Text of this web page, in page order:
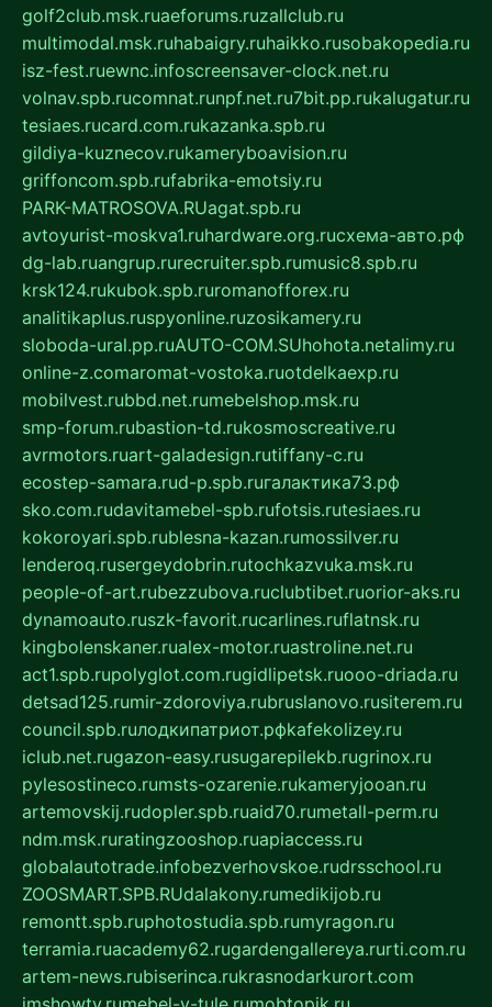
golf2club.msk.ruaeforums.ruzallclub.ru
multimodal.msk.ruhabaigry.ruhaikko.rusobakopedia.ru
isz-fest.ruewnc.infoscreensaver-clock.net.ru
volnav.spb.rucomnat.runpf.net.ru7bit.pp.rukalugatur.ru
tesiaes.rucard.com.rukazanka.spb.ru
gildiya-kuznecov.rukameryboavision.ru
griffoncom.spb.rufabrika-emotsiy.ru
PARK-MATROSOVA.RUagat.spb.ru
avtoyurist-moskva1.ruhardware.org.ruсхема-авто.рф
dg-lab.ruangrup.rurecruiter.spb.rumusic8.spb.ru
krsk124.rukubok.spb.ruromanofforex.ru
analitikaplus.ruspyonline.ruzosikamery.ru
sloboda-ural.pp.ruAUTO-COM.SUhohota.netalimy.ru
online-z.comaromat-vostoka.ruotdelkaexp.ru
mobilvest.rubbd.net.rumebelshop.msk.ru
smp-forum.rubastion-td.rukosmoscreative.ru
avrmotors.ruart-galadesign.rutiffany-c.ru
ecostep-samara.rud-p.spb.ruгалактика73.рф
sko.com.rudavitamebel-spb.rufotsis.rutesiaes.ru
kokoroyari.spb.rublesna-kazan.rumossilver.ru
lenderoq.rusergeydobrin.rutochkazvuka.msk.ru
people-of-art.rubezzubova.ruclubtibet.ruorior-aks.ru
dynamoauto.ruszk-favorit.rucarlines.ruflatnsk.ru
kingbolenskaner.rualex-motor.ruastroline.net.ru
act1.spb.rupolyglot.com.rugidlipetsk.ruooo-driada.ru
detsad125.rumir-zdoroviya.rubruslanovo.rusiterem.ru
council.spb.ruлодкипатриот.рфkafekolizey.ru
iclub.net.rugazon-easy.rusugarepilekb.rugrinox.ru
pylesostineco.rumsts-ozarenie.rukameryjooan.ru
artemovskij.rudopler.spb.ruaid70.rumetall-perm.ru
ndm.msk.ruratingzooshop.ruapiaccess.ru
globalautotrade.infobezverhovskoe.rudrsschool.ru
ZOOSMART.SPB.RUdalakony.rumedikijob.ru
remontt.spb.ruphotostudia.spb.rumyragon.ru
terramia.ruacademy62.rugardengallereya.rurti.com.ru
artem-news.rubiserinca.rukrasnodarkurort.com